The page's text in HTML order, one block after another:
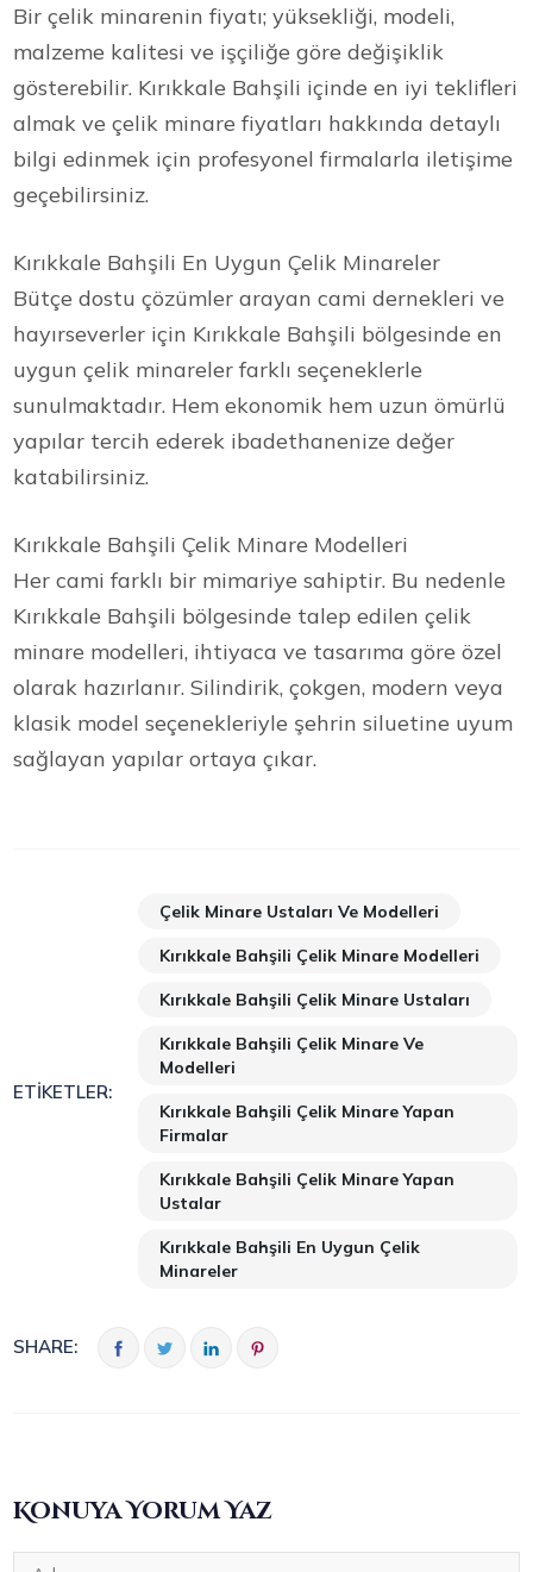
Bir çelik minarenin fiyatı; yüksekliği, modeli,
malzeme kalitesi ve işçiliğe göre değişiklik
gösterebilir. Kırıkkale Bahşili içinde en iyi teklifleri
almak ve çelik minare fiyatları hakkında detaylı
bilgi edinmek için profesyonel firmalarla iletişime
geçebilirsiniz.
Kırıkkale Bahşili En Uygun Çelik Minareler
Bütçe dostu çözümler arayan cami dernekleri ve
hayırseverler için Kırıkkale Bahşili bölgesinde en
uygun çelik minareler farklı seçeneklerle
sunulmaktadır. Hem ekonomik hem uzun ömürlü
yapılar tercih ederek ibadethanenize değer
katabilirsiniz.
Kırıkkale Bahşili Çelik Minare Modelleri
Her cami farklı bir mimariye sahiptir. Bu nedenle
Kırıkkale Bahşili bölgesinde talep edilen çelik
minare modelleri, ihtiyaca ve tasarıma göre özel
olarak hazırlanır. Silindirik, çokgen, modern veya
klasik model seçenekleriyle şehrin siluetine uyum
sağlayan yapılar ortaya çıkar.
ETIKETLER:
Çelik Minare Ustaları Ve Modelleri
Kırıkkale Bahşili Çelik Minare Modelleri
Kırıkkale Bahşili Çelik Minare Ustaları
Kırıkkale Bahşili Çelik Minare Ve
Modelleri
Kırıkkale Bahşili Çelik Minare Yapan
Firmalar
Kırıkkale Bahşili Çelik Minare Yapan
Ustalar
Kırıkkale Bahşili En Uygun Çelik
Minareler
SHARE:
Konuya Yorum Yaz